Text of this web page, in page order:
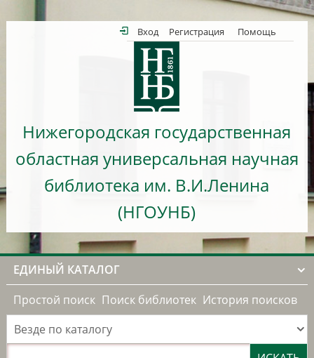
Вход Регистрация Помощь
Нижегородская государственная
областная универсальная научная
библиотека им. В.И.Ленина
(НГОУНБ)
ЕДИНЫЙ КАТАЛОГ
Простой поиск Поиск библиотек История поисков
Везде по каталогу